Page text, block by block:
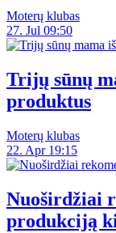
Moterų klubas
27. Jul 09:50
Trijų sūnų
produktus
Moterų klubas
22. Apr 19:15
Nuoširdžiai
produkciją